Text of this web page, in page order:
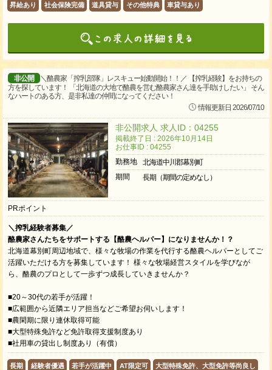
昇給あり 社会保険完備 道具貸与 その他特典 車貸与あり
非公開
＼酪農家「搾乳部隊」レスキュー始動開始！！／ 【搾乳経験】をお持ちの
方を探しています！ 「北海道の大地で酪農を営む酪農家さん達を手助けしたい」 そん
なハートのある方、是非私達の仲間になってください！
情報更新日 2026/07/10
非公開求人 求人ID：04255
掲載終了日 : 2026年10月14日
お仕事ID : 04255
勤務地
北海道中川郡幕別町
期間
長期（期間の定めなし）
PRポイント
＼搾乳経験者募集／
酪農家さんたちをサポートする【酪農ヘルパー】になりませんか！？
北海道幕別町周辺地域で、様々な牧場の作業を代行する酪農ヘルパーとしてご
活躍いただける方を募集しています！ 様々な牧場経営スタイルを学びなが
ら、酪農のプロとして一歩ずつ成長していきませんか？
■20～30代の若手が活躍！
■広範囲から近隣エリア担当などご希望お伺いします！
■​農閑期に限り連休取得可能
■大型特殊免許など免許取得支援制度あり
■社用車の貸出し制度あり（有償）
長期 経験者優遇 若手が活躍中 AT限定可 大型特殊免許、大型免許等尚良し